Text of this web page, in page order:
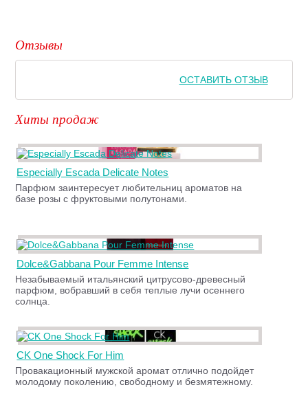
Отзывы
ОСТАВИТЬ ОТЗЫВ
Хиты продаж
Especially Escada Delicate Notes
Парфюм заинтересует любительниц ароматов на
базе розы с фруктовыми полутонами.
Dolce&Gabbana Pour Femme Intense
Незабываемый итальянский цитрусово-древесный
парфюм, вобравший в себя теплые лучи осеннего
солнца.
CK One Shock For Him
Провакационный мужской аромат отлично подойдет
молодому поколению, свободному и безмятежному.